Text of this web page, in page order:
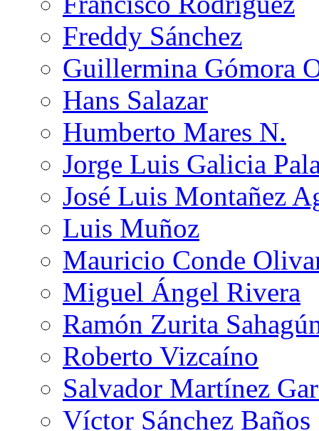
Freddy Sánchez
Guillermina Gómora
Hans Salazar
Humberto Mares N.
Jorge Luis Galicia
José Luis Montañez
Luis Muñoz
Mauricio Conde
Miguel Ángel Rivera
Ramón Zurita
Roberto Vizcaíno
Salvador Martínez
Víctor Sánchez Baños